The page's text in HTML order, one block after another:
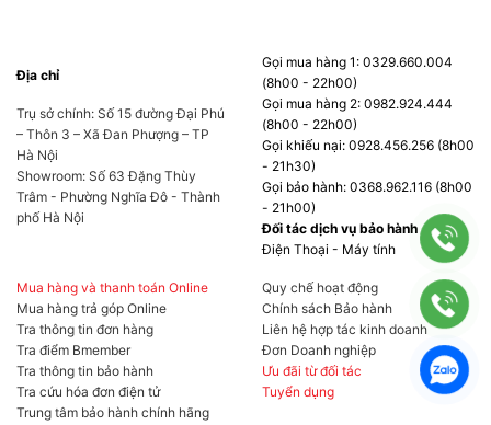
có kích thước
490(L)×235(W)×505(H)mm , cùng trọng lượng
10.4Kg. Đây là một chiếc vỏ case tương đối
rộng rãi, hỗ trợ cho các Mainboard chuẩn ATX
trở xuống. Kích thước lớn cho phép bạn lắp đặt
cả những mẫu VGA có kích thước tối đa
430mm – phù hợp cho cả những mẫu
RTX4000 Series cỡ đại.
Địa chỉ
Trụ sở chính: Số 15 đường Đại Phú
– Thôn 3 – Xã Đan Phượng – TP
Hà Nội
Showroom: Số 63 Đặng Thùy
Trâm - Phường Nghĩa Đô - Thành
phố Hà Nội
Gọi mua hàng 1: 0329.660.004
(8h00 - 22h00)
Gọi mua hàng 2: 0982.924.444
(8h00 - 22h00)
Gọi khiếu nại: 0928.456.256 (8h00
- 21h30)
Gọi bảo hành: 0368.962.116 (8h00
- 21h00)
Đối tác dịch vụ bảo hành
Điện Thoại - Máy tính
Mua hàng và thanh toán Online
Mua hàng trả góp Online
Tra thông tin đơn hàng
Tra điểm Bmember
Tra thông tin bảo hành
Tra cứu hóa đơn điện tử
Trung tâm bảo hành chính hãng
Quy chế hoạt động
Chính sách Bảo hành
Liên hệ hợp tác kinh doanh
Đơn Doanh nghiệp
Ưu đãi từ đối tác
Tuyển dụng